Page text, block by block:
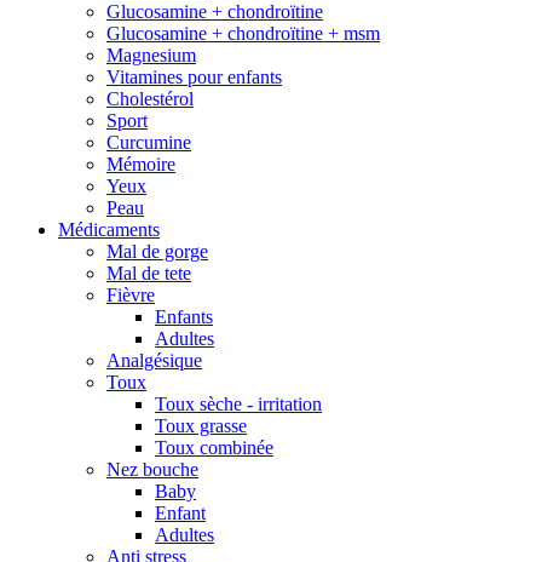
Glucosamine + chondroïtine
Glucosamine + chondroïtine + msm
Magnesium
Vitamines pour enfants
Cholestérol
Sport
Curcumine
Mémoire
Yeux
Peau
Médicaments
Mal de gorge
Mal de tete
Fièvre
Enfants
Adultes
Analgésique
Toux
Toux sèche - irritation
Toux grasse
Toux combinée
Nez bouche
Baby
Enfant
Adultes
Anti stress